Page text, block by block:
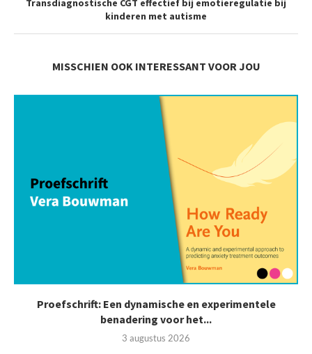
Transdiagnostische CGT effectief bij emotieregulatie bij
kinderen met autisme
MISSCHIEN OOK INTERESSANT VOOR JOU
Proefschrift: Een dynamische en experimentele
benadering voor het...
3 augustus 2026